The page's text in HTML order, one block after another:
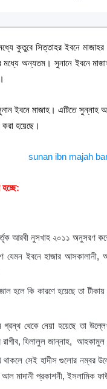
কুতুবে সিত্তাহর ইবনে
অন্যতম। সুনানে ইবনে
ইবনে মাজাহ। এটিতে সুন্নাহ
হয়েছে।
আরবী নুসখাহ ২০১১ অনুসরণ
যেমন ইবনে হাজার
কি কারণে হয়েছে তা টীকায়
থেকে নেয়া হয়েছে তা
যিলালুল জান্নাহ, আহকামুল
সেই হাদীস গুলোর নম্বর
মাদানী প্রকাশনী, ইসলামিক